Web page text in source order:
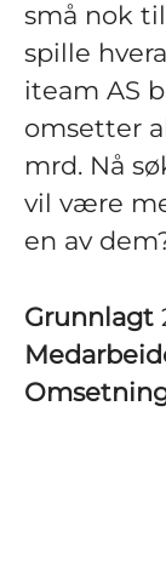
små nok
spille
iteam AS
omsetter
mrd. Nå
vil være
en av
Grunnlagt